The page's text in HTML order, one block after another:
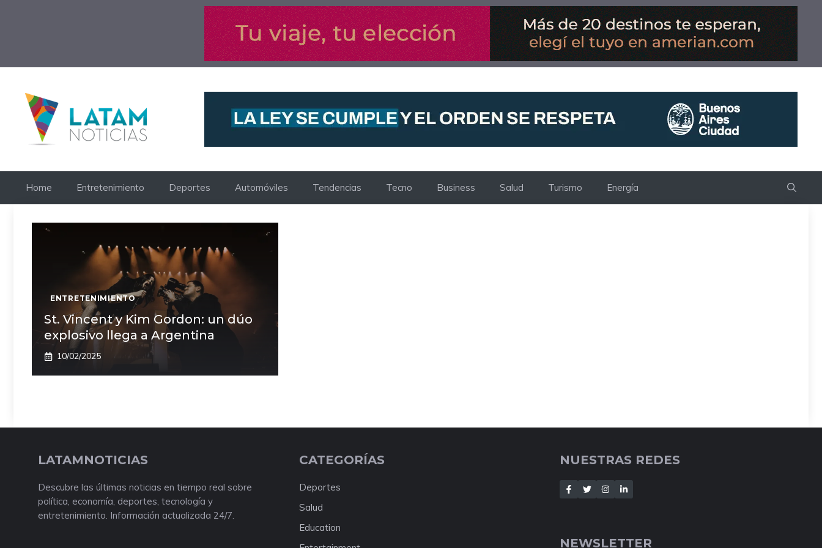
Home Entretenimiento Deportes Automóviles Tendencias Tecno Business Salud Turismo Energía
ENTRETENIMIENTO
St. Vincent y Kim Gordon: un dúo
explosivo llega a Argentina
10/02/2025
LATAMNOTICIAS
Descubre las últimas noticias en tiempo real sobre
política, economía, deportes, tecnología y
entretenimiento. Información actualizada 24/7.
CATEGORÍAS
Deportes
Salud
Education
NUESTRAS REDES
NEWSLETTER